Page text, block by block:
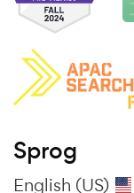
Sprog
English (US)